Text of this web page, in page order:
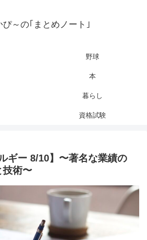
ぴ～の｢まとめノート｣
野球
本
暮らし
資格試験
ギー 8/10】〜著名な業績の
技術〜